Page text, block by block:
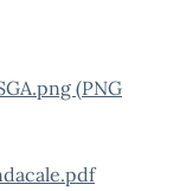
(PNG